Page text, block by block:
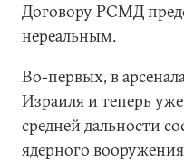
Договору РСМД
нереальным.
Во-первых, в
Израиля и теперь
средней дальности
ядерного